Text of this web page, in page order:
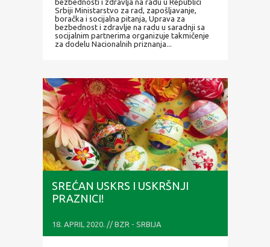
Srbiji Ministarstvo za rad, zapošljavanje,
boračka i socijalna pitanja, Uprava za
bezbednost i zdravlje na radu u saradnji sa
socijalnim partnerima organizuje takmičenje
za dodelu Nacionalnih priznanja...
SREĆAN USKRS I USKRŠNJI
PRAZNICI!
18. APRIL 2020. // BZR - SRBIJA